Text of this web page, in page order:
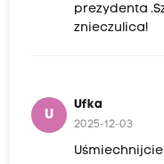
prezydenta
znieczulica!
U
Ufka
2025-12-03